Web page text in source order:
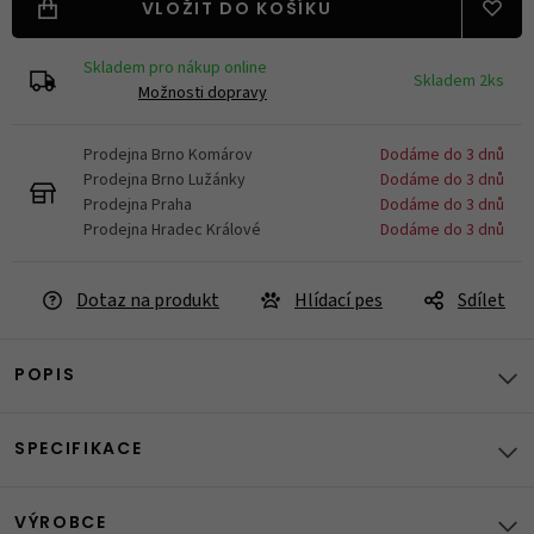
VLOŽIT DO KOŠÍKU
Skladem pro nákup online
Možnosti dopravy
Skladem 2ks
Prodejna Brno Komárov
Dodáme do 3 dnů
Prodejna Brno Lužánky
Dodáme do 3 dnů
Prodejna Praha
Dodáme do 3 dnů
Prodejna Hradec Králové
Dodáme do 3 dnů
Dotaz na produkt Hlídací pes Sdílet
POPIS
SPECIFIKACE
VÝROBCE